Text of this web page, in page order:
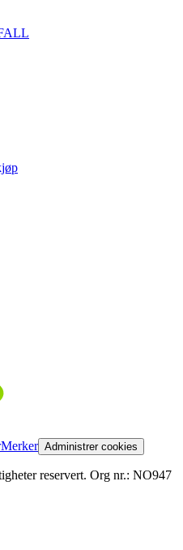
Merker Administrer cookies
reservert. Org nr.: NO947